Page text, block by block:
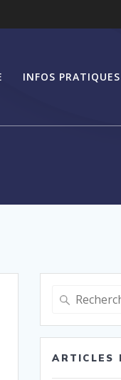
INFOS PRATIQUES
Recherche
pour
:
ARTICLES